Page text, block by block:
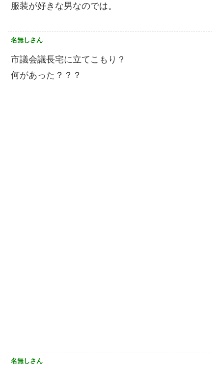
服装が好きな男なのでは。
名無しさん
市議会議長宅に立てこもり？
何があった？？？
名無しさん